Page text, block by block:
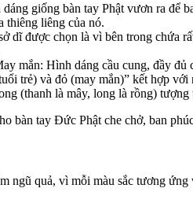
giống bàn tay Phật vươn ra để
thiêng liêng của nó.
dĩ được chọn là vì bên trong chứa
mắn: Hình dáng cầu cung, đầy
trẻ) và đỏ (may mắn)” kết hợp với
(thanh là mây, long là rồng)
bàn tay Đức Phật che chở, ban
ngũ quả, vì mỗi màu sắc tương